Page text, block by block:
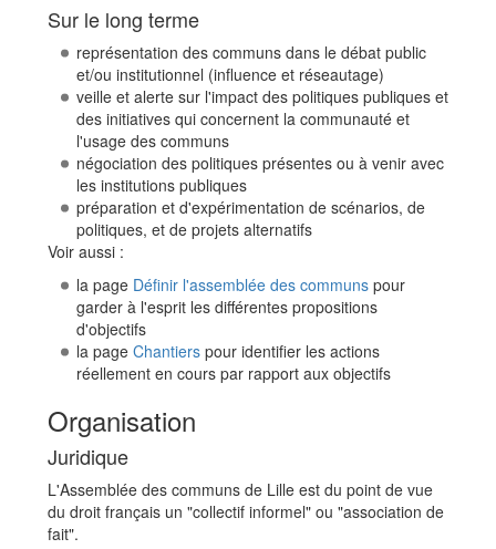
Sur le long terme
représentation des communs dans le débat public
et/ou institutionnel (influence et réseautage)
veille et alerte sur l'impact des politiques publiques et
des initiatives qui concernent la communauté et
l'usage des communs
négociation des politiques présentes ou à venir avec
les institutions publiques
préparation et d'expérimentation de scénarios, de
politiques, et de projets alternatifs
Voir aussi :
la page Définir l'assemblée des communspour
garder à l'esprit les différentes propositions
d'objectifs
la page Chantierspour identifier les actions
réellement en cours par rapport aux objectifs
Organisation
Juridique
L'Assemblée des communs de Lille est du point de vue
du droit français un "collectif informel" ou "association de
fait".